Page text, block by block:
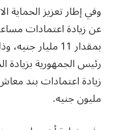
وفي إطار تعزيز الحماية
عن زيادة اعتمادات
بمقدار 11 مليار
مليون جنيه.